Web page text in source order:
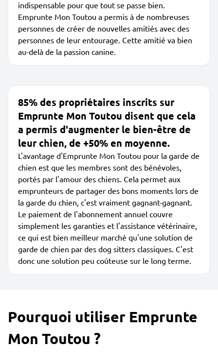
indispensable pour que tout se passe bien.
Emprunte Mon Toutou a permis à de nombreuses
personnes de créer de nouvelles amitiés avec des
personnes de leur entourage. Cette amitié va bien
au-delà de la passion canine.
85% des propriétaires inscrits sur
Emprunte Mon Toutou disent que cela
a permis d'augmenter le bien-être de
leur chien, de +50% en moyenne.
L'avantage d'Emprunte Mon Toutou pour la garde de
chien est que les membres sont des bénévoles,
portés par l'amour des chiens. Cela permet aux
emprunteurs de partager des bons moments lors de
la garde du chien, c'est vraiment gagnant-gagnant.
Le paiement de l'abonnement annuel couvre
simplement les garanties et l'assistance vétérinaire,
ce qui est bien meilleur marché qu'une solution de
garde de chien par des dog sitters classiques. C'est
donc une solution peu coûteuse sur le long terme.
Pourquoi utiliser Emprunte
Mon Toutou ?